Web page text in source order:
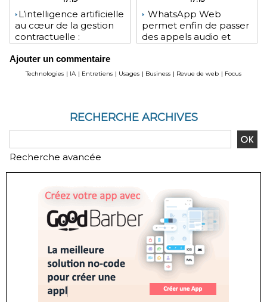
​L’intelligence artificielle
au cœur de la gestion
contractuelle :
pour les juristes ?
WhatsApp Web
permet enfin de passer
des appels audio et
Ajouter un commentaire
Technologies | IA | Entretiens | Usages | Business | Revue de web | Focus
RECHERCHE ARCHIVES
Recherche avancée